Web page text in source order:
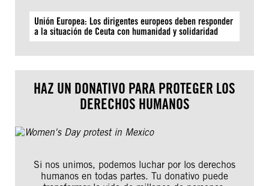
Unión Europea: Los dirigentes europeos deben responder
a la situación de Ceuta con humanidad y solidaridad
HAZ UN DONATIVO PARA PROTEGER LOS
DERECHOS HUMANOS
Si nos unimos, podemos luchar por los derechos
humanos en todas partes. Tu donativo puede